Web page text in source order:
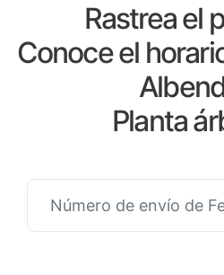
Rastrea el
Conoce el
Planta